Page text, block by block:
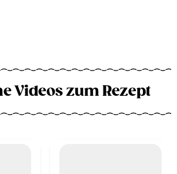
Videos zum Rezept